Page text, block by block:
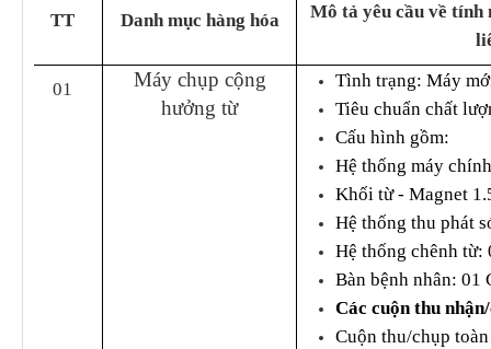
PHÒNG ĐIỀU DƯỠNG
PHÒNG ĐIỀU DƯỠNG
KHOA Y học cổ truyền -
KHOA CẬN LÂM SÀNG
KHOA KIỂM SOÁT NHIỄM
KHOA NGOẠI - SẢN
KHOA NỘI NHI NHIỄM
LIÊN CHUYÊN KHOA
TT Danh mục hàng hóa
Mô tả yêu cầu về tính
01
Máy chụp cộng
hưởng từ
Tình trạng: Máy
Tiêu chuẩn chất
Cấu hình gồm:
Hệ thống máy
Khối từ - Magnet
Hệ thống thu phát
Hệ thống chênh từ:
Bàn bệnh nhân: 01
Các cuộn thu
Cuộn thu/chụp